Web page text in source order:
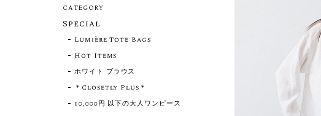
CATEGORY
Special
Lumière Tote Bags
Hot Items
ホワイト ブラウス
＊Closetly Plus＊
10,000円 以下の大人ワンピース